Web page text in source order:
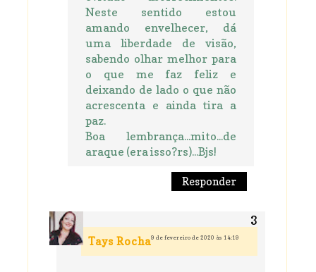
Neste sentido estou
amando envelhecer, dá
uma liberdade de visão,
sabendo olhar melhor para
o que me faz feliz e
deixando de lado o que não
acrescenta e ainda tira a
paz.
Boa lembrança...mito...de
araque (era isso?rs)...Bjs!
Responder
Tays Rocha9 de fevereiro de 2020 às 14:19